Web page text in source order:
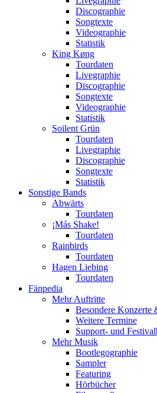
Discographie
Songtexte
Videographie
Statistik
King Køng
Tourdaten
Livegraphie
Discographie
Songtexte
Videographie
Statistik
Soilent Grün
Tourdaten
Livegraphie
Discographie
Songtexte
Statistik
Sonstige Bands
Abwärts
Tourdaten
¡Más Shake!
Tourdaten
Rainbirds
Tourdaten
Hagen Liebing
Tourdaten
Fänpedia
Mehr Auftritte
Besondere Konzerte
Weitere Termine
Support- und
Mehr Musik
Bootlegographie
Sampler
Featuring
Hörbücher